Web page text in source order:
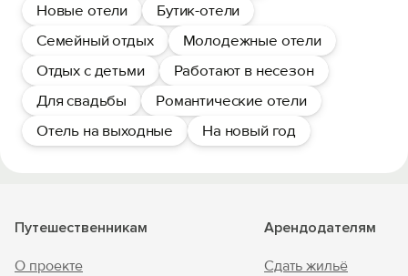
Новые отели
Бутик-отели
Семейный отдых
Молодежные отели
Отдых с детьми
Работают в несезон
Для свадьбы
Романтические отели
Отель на выходные
На новый год
Путешественникам
О проекте
Арендодателям
Сдать жильё